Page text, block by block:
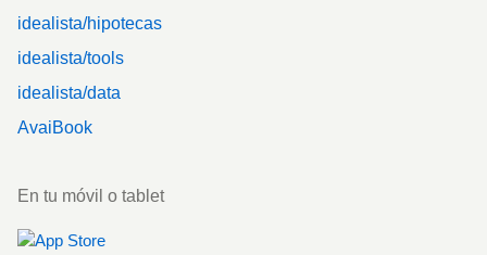
idealista/hipotecas
idealista/tools
idealista/data
AvaiBook
En tu móvil o tablet